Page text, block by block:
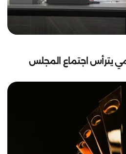
يترأس اجتماع المجلس